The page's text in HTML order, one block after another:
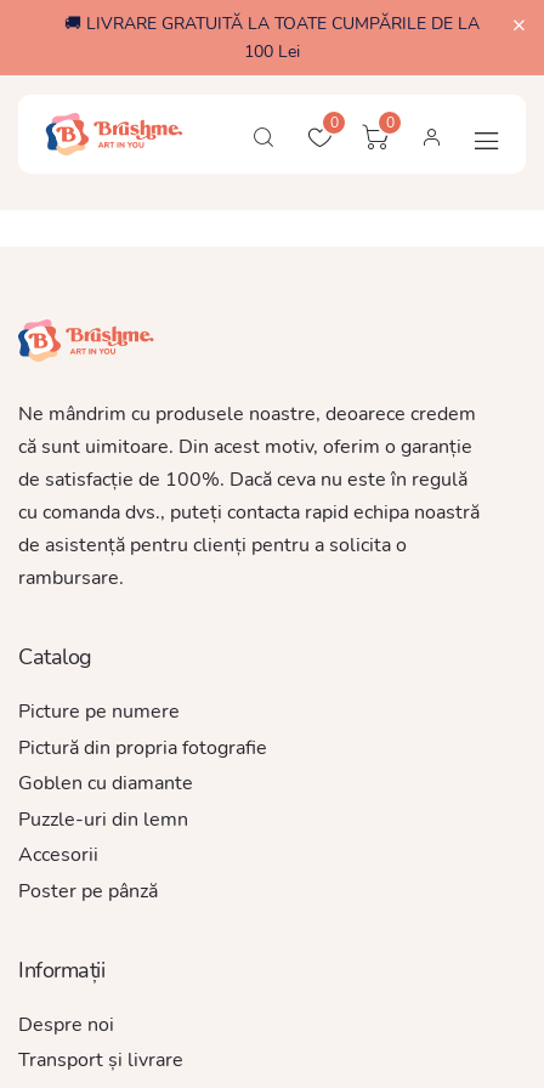
🚚 LIVRARE GRATUITĂ LA TOATE CUMPĂRILE DE LA
100 Lei
0 0
Ne mândrim cu produsele noastre, deoarece credem
că sunt uimitoare. Din acest motiv, oferim o garanție
de satisfacție de 100%. Dacă ceva nu este în regulă
cu comanda dvs., puteți contacta rapid echipa noastră
de asistență pentru clienți pentru a solicita o
rambursare.
Catalog
Picture pe numere
Pictură din propria fotografie
Goblen cu diamante
Puzzle-uri din lemn
Accesorii
Poster pe pânză
Informații
Despre noi
Transport și livrare